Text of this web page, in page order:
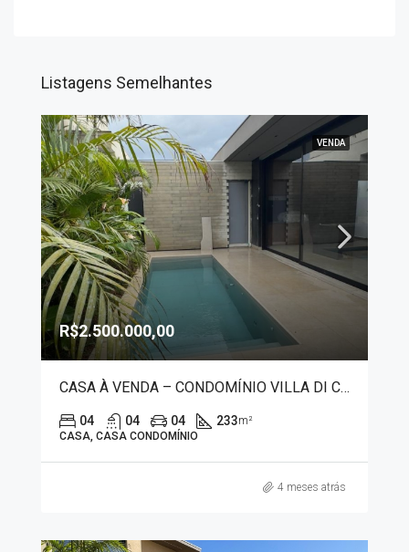
Listagens Semelhantes
VENDA
R$2.500.000,00
CASA À VENDA – CONDOMÍNIO VILLA DI CAPRI 7510
04 04 04 233m²
CASA, CASA CONDOMÍNIO
4 meses atrás